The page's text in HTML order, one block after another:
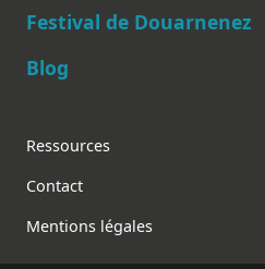
Festival de Douarnenez
Blog
Footer
Ressources
Contact
Mentions légales